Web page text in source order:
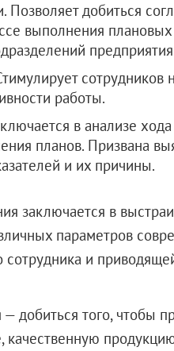
Позволяет добиться
выполнения
работы.
в анализе
планов. Призвана
и их причины.
заключается в
параметров
и
добиться того, чтобы
качественную